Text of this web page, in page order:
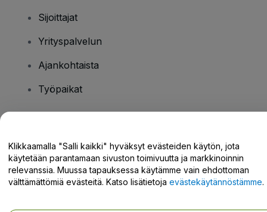
Sijoittajat
Yrityspalvelun
Ajankohtaista
Työpaikat
Tukikeskus / Ota meihin yhteyttä
Klikkaamalla "Salli kaikki" hyväksyt evästeiden käytön, jota
käytetään parantamaan sivuston toimivuutta ja markkinoinnin
relevanssia. Muussa tapauksessa käytämme vain ehdottoman
välttämättömiä evästeitä. Katso lisätietoja evästekäytännöstämme.